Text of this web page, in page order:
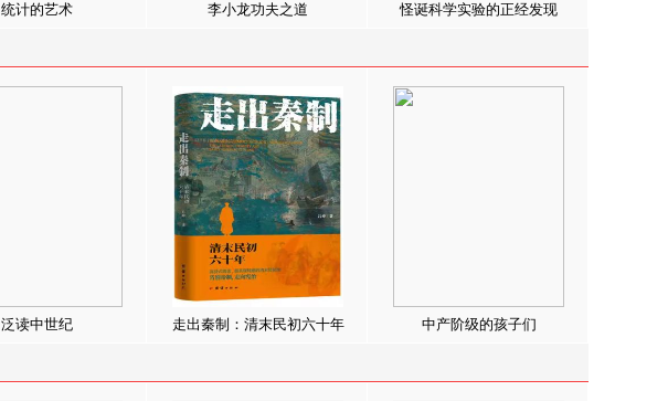
统计的艺术 李小龙功夫之道 怪诞科学实验的正经发现
泛读中世纪 走出秦制：清末民初六十年 中产阶级的孩子们